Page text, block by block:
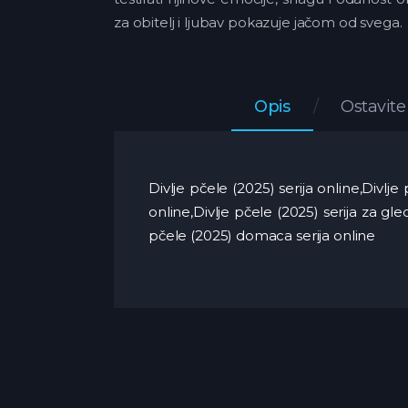
za obitelj i ljubav pokazuje jačom od svega.
Opis
Divlje pčele (2025) serija
online,Divlje pčele (2025) serija za
pčele (2025) domaca serija online